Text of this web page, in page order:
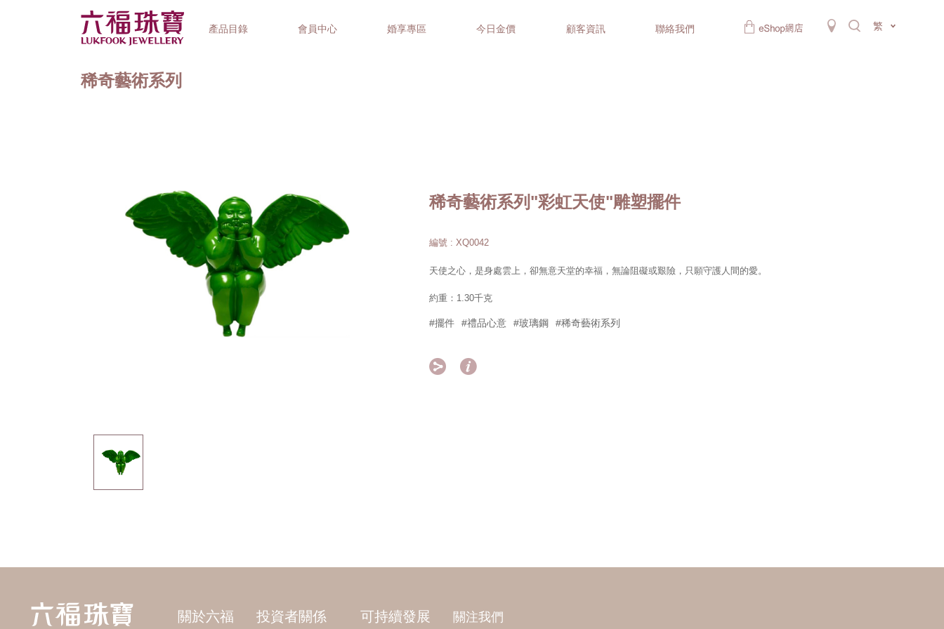
產品目錄 會員中心 婚享專區 今日金價 顧客資訊 聯絡我們 繁
稀奇藝術系列
稀奇藝術系列"彩虹天使"雕塑擺件
編號 : XQ0042
天使之心，是身處雲上，卻無意天堂的幸福，無論阻礙或艱險，只願守護人間的愛。
約重：1.30千克
#擺件 #禮品心意 #玻璃鋼 #稀奇藝術系列
 
關於六福 投資者關係 可持續發展 關注我們